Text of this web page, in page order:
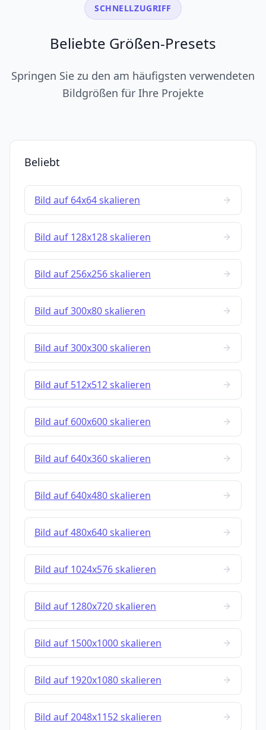
SCHNELLZUGRIFF
Beliebte Größen-Presets
Springen Sie zu den am häufigsten verwendeten
Bildgrößen für Ihre Projekte
Beliebt
Bild auf 64x64 skalieren
Bild auf 128x128 skalieren
Bild auf 256x256 skalieren
Bild auf 300x80 skalieren
Bild auf 300x300 skalieren
Bild auf 512x512 skalieren
Bild auf 600x600 skalieren
Bild auf 640x360 skalieren
Bild auf 640x480 skalieren
Bild auf 480x640 skalieren
Bild auf 1024x576 skalieren
Bild auf 1280x720 skalieren
Bild auf 1500x1000 skalieren
Bild auf 1920x1080 skalieren
Bild auf 2048x1152 skalieren